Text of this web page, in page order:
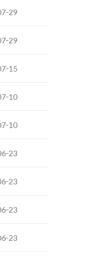
29
29
15
10
10
23
23
23
23